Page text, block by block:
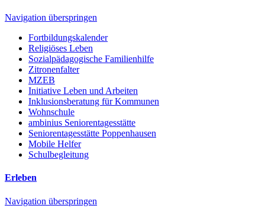
Navigation überspringen
Fortbildungskalender
Religiöses Leben
Sozialpädagogische Familienhilfe
Zitronenfalter
MZEB
Initiative Leben und Arbeiten
Inklusionsberatung für Kommunen
Wohnschule
ambinius Seniorentagesstätte
Seniorentagesstätte Poppenhausen
Mobile Helfer
Schulbegleitung
Erleben
Navigation überspringen